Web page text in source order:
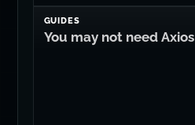
GUIDES
You may not need Axios